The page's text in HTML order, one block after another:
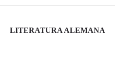
LITERATURA ALEMANA